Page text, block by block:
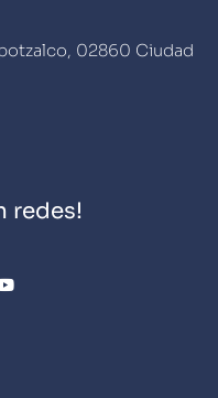
02860 Ciudad
redes!
Y
o